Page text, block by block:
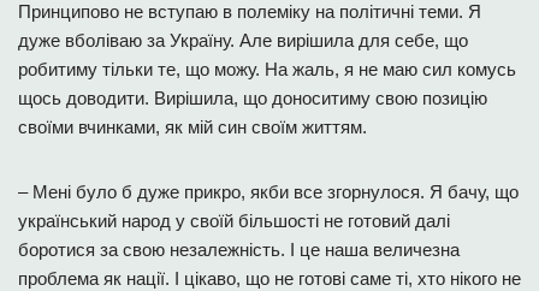
Принципово не вступаю в полеміку на політичні теми. Я
дуже вболіваю за Україну. Але вирішила для себе, що
робитиму тільки те, що можу. На жаль, я не маю сил комусь
щось доводити. Вирішила, що доноситиму свою позицію
своїми вчинками, як мій син своїм життям.
– Мені було б дуже прикро, якби все згорнулося. Я бачу, що
український народ у своїй більшості не готовий далі
боротися за свою незалежність. І це наша величезна
проблема як нації. І цікаво, що не готові саме ті, хто нікого не